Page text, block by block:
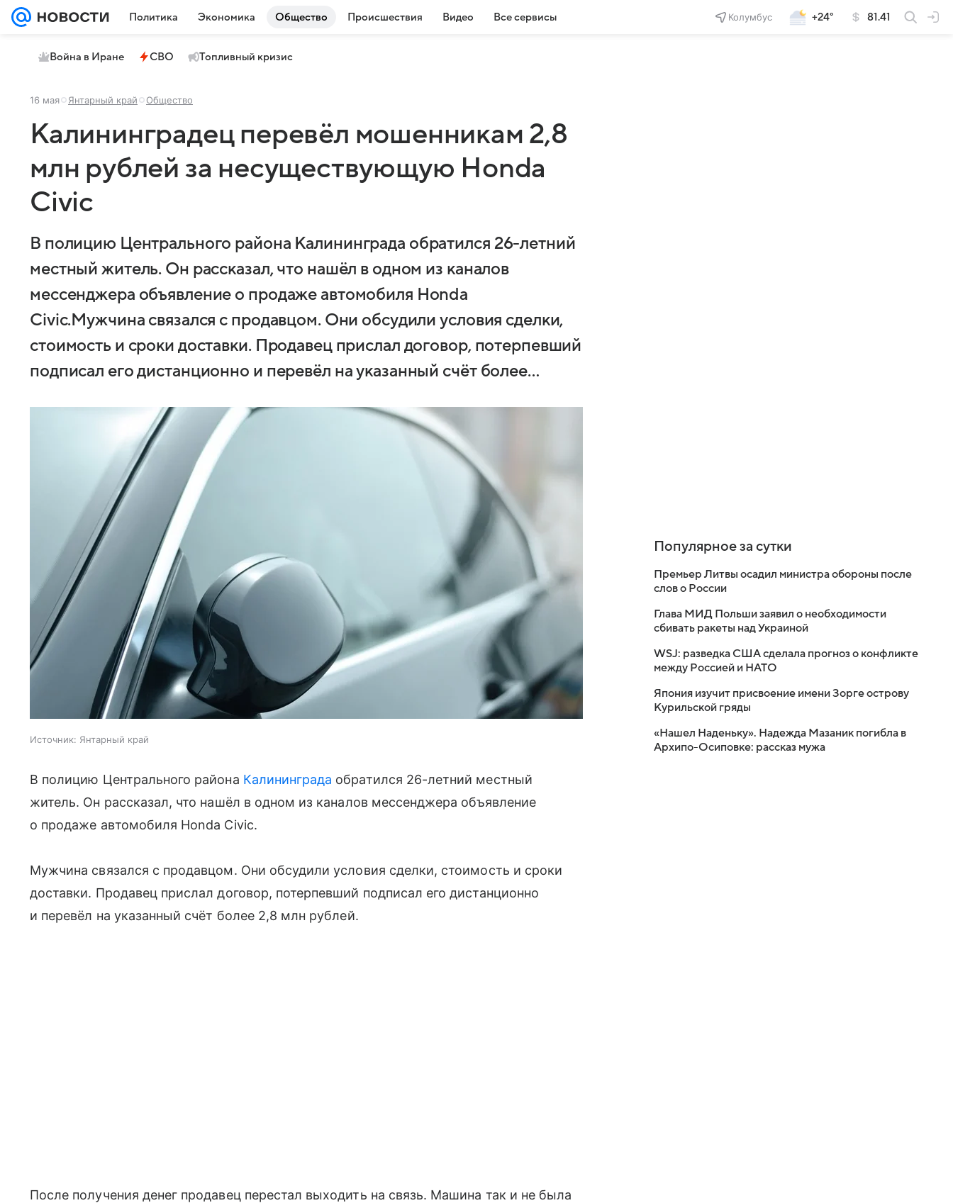
Политика Экономика Общество Происшествия Видео Все сервисы Колумбус +24° 81.41
Война в Иране СВО Топливный кризис
16 мая Янтарный край Общество
Калининградец перевёл мошенникам 2,8
млн рублей за несуществующую Honda
Civic
В полицию Центрального района Калининграда обратился 26-летний
местный житель. Он рассказал, что нашёл в одном из каналов
мессенджера объявление о продаже автомобиля Honda
Civic.Мужчина связался с продавцом. Они обсудили условия сделки,
стоимость и сроки доставки. Продавец прислал договор, потерпевший
подписал его дистанционно и перевёл на указанный счёт более…
Источник: Янтарный край
В полицию Центрального района Калининграда обратился 26-летний местный
житель. Он рассказал, что нашёл в одном из каналов мессенджера объявление
о продаже автомобиля Honda Civic.
Мужчина связался с продавцом. Они обсудили условия сделки, стоимость и сроки
доставки. Продавец прислал договор, потерпевший подписал его дистанционно
и перевёл на указанный счёт более 2,8 млн рублей.
После получения денег продавец перестал выходить на связь. Машина так и не была
Популярное за сутки
Премьер Литвы осадил министра обороны после
слов о России
Глава МИД Польши заявил о необходимости
сбивать ракеты над Украиной
WSJ: разведка США сделала прогноз о конфликте
между Россией и НАТО
Япония изучит присвоение имени Зорге острову
Курильской гряды
«Нашел Наденьку». Надежда Мазаник погибла в
Архипо-Осиповке: рассказ мужа